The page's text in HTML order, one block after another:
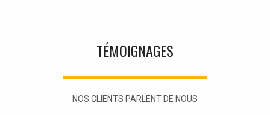
TÉMOIGNAGES
NOS CLIENTS PARLENT DE NOUS